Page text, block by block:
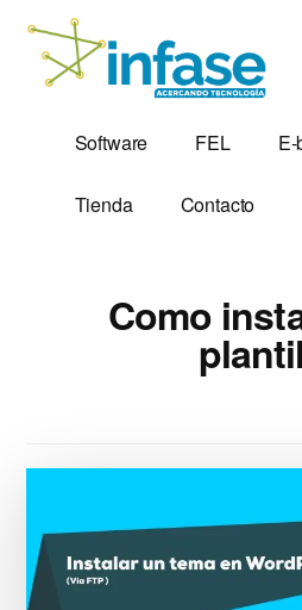
contenido
Additional
menu
Soluciones
Tecnológicas
desde
1,999
Electrónica
Software FEL
Tienda Contacto
Como